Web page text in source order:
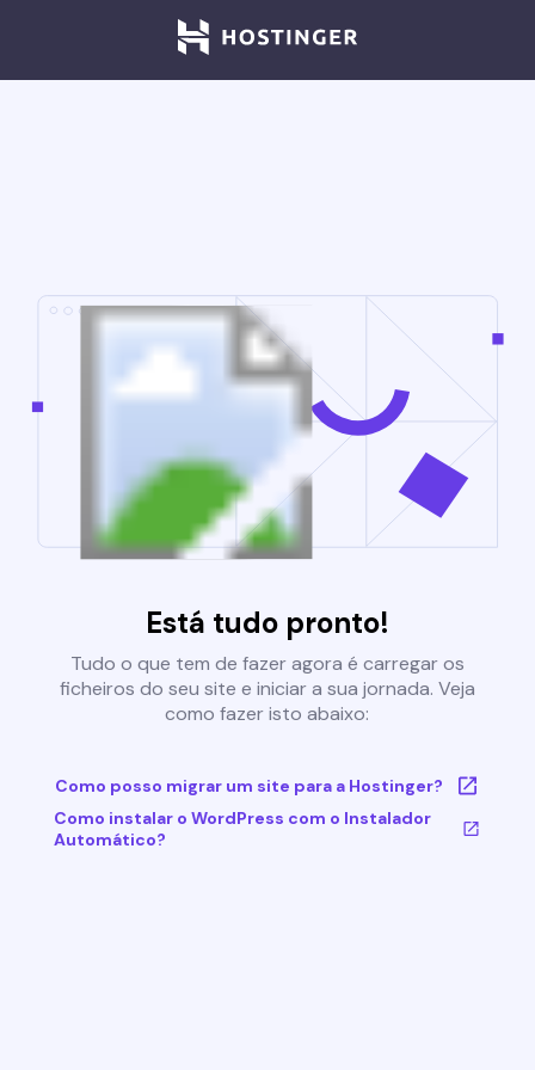
Está tudo pronto!
Tudo o que tem de fazer agora é carregar os
ficheiros do seu site e iniciar a sua jornada. Veja
como fazer isto abaixo:
Como posso migrar um site para a Hostinger?
Como instalar o WordPress com o Instalador
Automático?